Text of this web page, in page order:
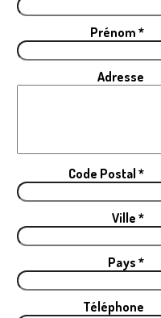
Prénom *
Adresse
Code Postal *
Ville *
Pays *
Téléphone